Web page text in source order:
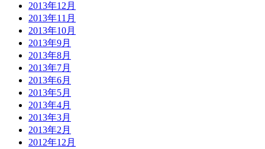
2013年12月
2013年11月
2013年10月
2013年9月
2013年8月
2013年7月
2013年6月
2013年5月
2013年4月
2013年3月
2013年2月
2012年12月